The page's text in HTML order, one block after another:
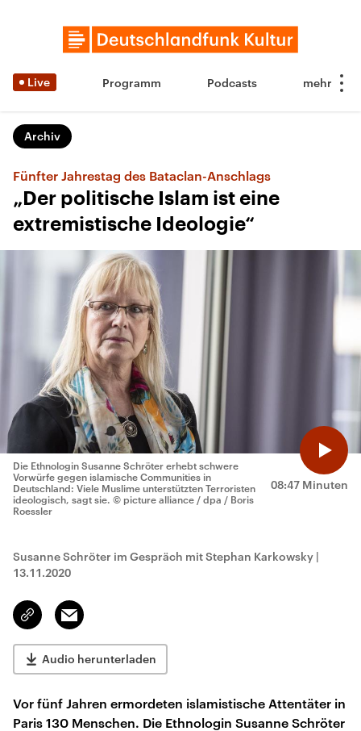
Live Programm Podcasts
Archiv
Fünfter Jahrestag des Bataclan-Anschlags
„Der politische Islam ist eine
extremistische Ideologie“
08:47 Minuten
Die Ethnologin Susanne Schröter erhebt schwere
Vorwürfe gegen islamische Communities in
Deutschland: Viele Muslime unterstützten Terroristen
ideologisch, sagt sie. © picture alliance / dpa / Boris
Roessler
Susanne Schröter im Gespräch mit Stephan Karkowsky |
13.11.2020
Link
kopieren/teilen
Email
Audio herunterladen
Vor fünf Jahren ermordeten islamistische Attentäter in
Paris 130 Menschen. Die Ethnologin Susanne Schröter